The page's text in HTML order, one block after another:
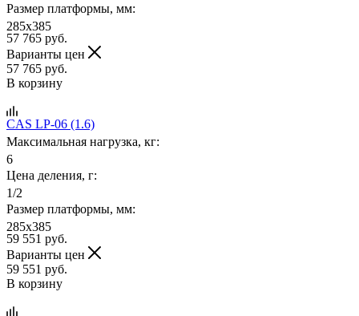
Размер платформы, мм:
285x385
57 765 руб.
Варианты цен
57 765 руб.
В корзину
CAS LP-06 (1.6)
Максимальная нагрузка, кг:
6
Цена деления, г:
1/2
Размер платформы, мм:
285x385
59 551 руб.
Варианты цен
59 551 руб.
В корзину